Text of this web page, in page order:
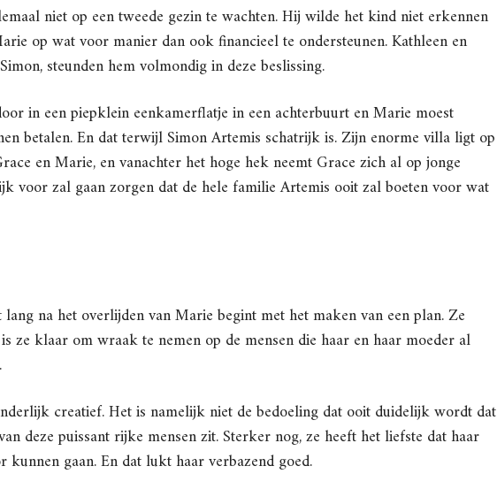
niet op een tweede gezin te wachten. Hij wilde het kind niet erkennen
op wat voor manier dan ook financieel te ondersteunen. Kathleen en
steunden hem volmondig in deze beslissing.
in een piepklein eenkamerflatje in een achterbuurt en Marie moest
betalen. En dat terwijl Simon Artemis schatrijk is. Zijn enorme villa ligt op
en Marie, en vanachter het hoge hek neemt Grace zich al op jonge
voor zal gaan zorgen dat de hele familie Artemis ooit zal boeten voor wat
na het overlijden van Marie begint met het maken van een plan. Ze
ze klaar om wraak te nemen op de mensen die haar en haar moeder al
creatief. Het is namelijk niet de bedoeling dat ooit duidelijk wordt dat
deze puissant rijke mensen zit. Sterker nog, ze heeft het liefste dat haar
gaan. En dat lukt haar verbazend goed.